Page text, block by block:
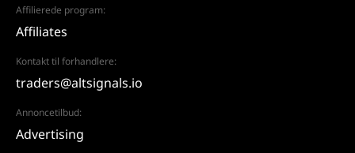
Affilierede program:
Affiliates
Kontakt til forhandlere:
traders@altsignals.io
Annoncetilbud:
Advertising